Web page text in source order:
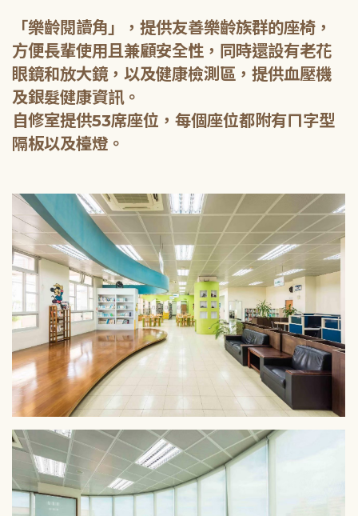
「樂齡閱讀角」，提供友善樂齡族群的座椅，
方便長輩使用且兼顧安全性，同時還設有老花
眼鏡和放大鏡，以及健康檢測區，提供血壓機
及銀髮健康資訊。
自修室提供53席座位，每個座位都附有ㄇ字型